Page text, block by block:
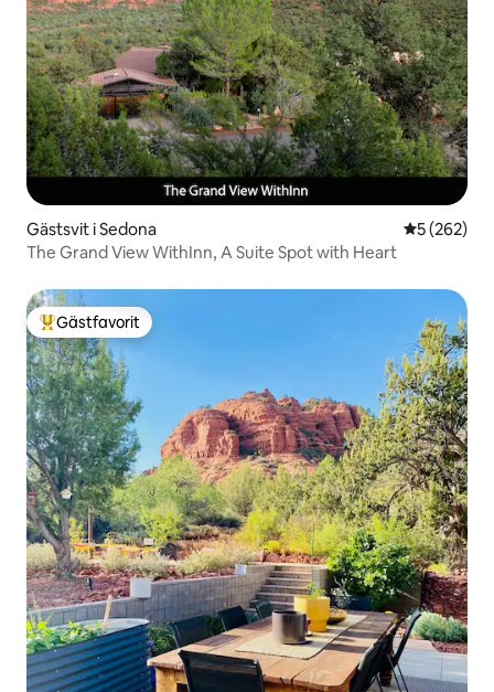
Gästsvit i Sedona 5 av 5 i
5 (262)
The Grand View WithInn, A Suite Spot with Heart
Populär gästfavorit
Gästfavorit